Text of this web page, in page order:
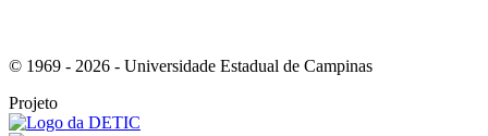
© 1969 - 2026 - Universidade Estadual de Campinas
Projeto